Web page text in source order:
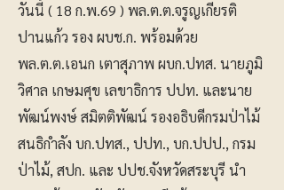
วันนี้ ( 18 ก.พ.69 ) พล.ต.ต.จรูญเกียรติ
ปานแก้ว รอง ผบช.ก. พร้อมด้วย
พล.ต.ต.เอนก เตาสุภาพ ผบก.ปทส. นายภูมิ
วิศาล เกษมศุข เลขาธิการ ปปท. และนาย
พัฒน์พงษ์ สมิตติพัฒน์ รองอธิบดีกรมป่าไม้
สนธิกำลัง บก.ปทส., ปปท., บก.ปปป., กรม
ป่าไม้, สปก. และ ปปช.จังหวัดสระบุรี นำ